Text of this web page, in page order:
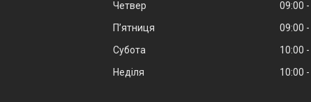
Четвер
09:00
Пʼятниця
09:00
Субота
10:00
Неділя
10:00